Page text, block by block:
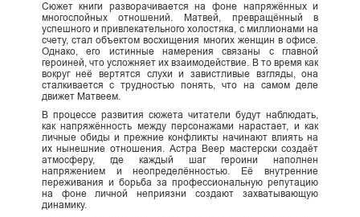
Сюжет книги разворачивается на фоне напряжённых и
многослойных отношений. Матвей, превращённый в
успешного и привлекательного холостяка, с миллионами на
счету, стал объектом восхищения многих женщин в офисе.
Однако, его истинные намерения связаны с главной
героиней, что усложняет их взаимодействие. В то время как
вокруг неё вертятся слухи и завистливые взгляды, она
сталкивается с трудностью понять, что на самом деле
движет Матвеем.
В процессе развития сюжета читатели будут наблюдать,
как напряжённость между персонажами нарастает, и как
личные обиды и прежние конфликты начинают влиять на
их нынешние отношения. Астра Веер мастерски создаёт
атмосферу, где каждый шаг героини наполнен
напряжением и неопределённостью. Её внутренние
переживания и борьба за профессиональную репутацию
на фоне личной неприязни создают захватывающую
динамику.